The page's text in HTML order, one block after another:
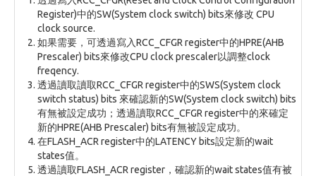
Register)中的SW(System clock switch) bits來修改 CPU
clock source.
如果需要，可透過寫入RCC_CFGR register中的HPRE(AHB
Prescaler) bits來修改CPU clock prescaler以調整clock
freqency.
透過讀取讀取RCC_CFGR register中的SWS(System clock
switch status) bits 來確認新的SW(System clock switch) bits
有無被設定成功；透過讀取RCC_CFGR register中的來確定
新的HPRE(AHB Prescaler) bits有無被設定成功。
在FLASH_ACR register中的LATENCY bits設定新的wait
states值。
透過讀取FLASH_ACR register，確認新的wait states值有被